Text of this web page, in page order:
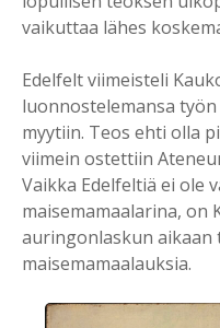
vaikuttaa lähes
Edelfelt viimeisteli
luonnostelemansa työn
myytiin. Teos ehti olla
viimein ostettiin
Vaikka Edelfeltiä ei ole
maisemamaalarina, on
auringonlaskun aikaan
maisemamaalauksia.